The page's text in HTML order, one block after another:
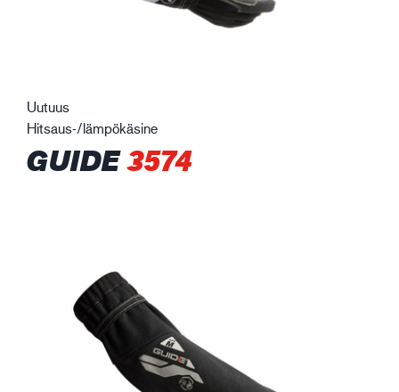
Uutuus
Hitsaus-/lämpökäsine
GUIDE3574